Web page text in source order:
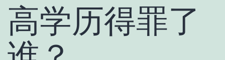
高学历得罪了